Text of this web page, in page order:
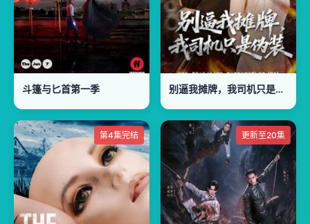
斗篷与匕首第一季 别逼我摊牌，我司机只是伪装
第4集完结 更新至20集